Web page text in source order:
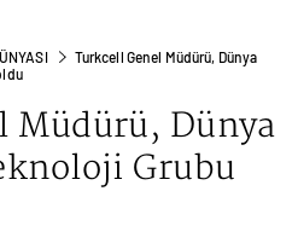
Turkcell Genel Müdürü, Dünya
Müdürü, Dünya
Grubu